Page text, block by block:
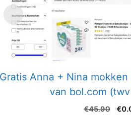
Gratis Anna + Nina
van bol.com
€45.90 €